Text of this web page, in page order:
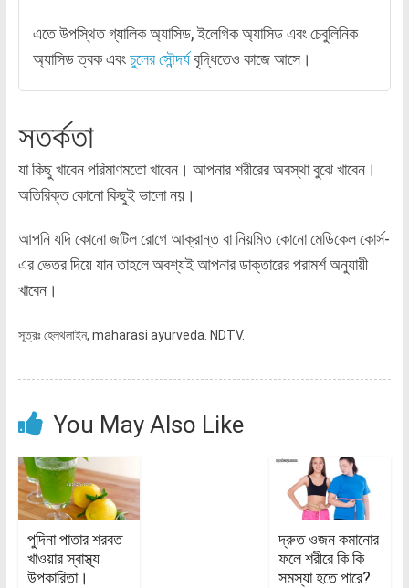
এতে উপস্থিত গ্যালিক অ্যাসিড, ইলেগিক অ্যাসিড এবং চেবুলিনিক
অ্যাসিড ত্বক এবংচুলের সৌন্দর্যবৃদ্ধিতেও কাজে আসে।
সতর্কতা
যা কিছু খাবেন পরিমাণমতো খাবেন। আপনার শরীরের অবস্থা বুঝে খাবেন।
অতিরিক্ত কোনো কিছুই ভালো নয়।
আপনি যদি কোনো জটিল রোগে আক্রান্ত বা নিয়মিত কোনো মেডিকেল কোর্স-
এর ভেতর দিয়ে যান তাহলে অবশ্যই আপনার ডাক্তারের পরামর্শ অনুযায়ী
খাবেন।
সূত্রঃ হেলথলাইন, maharasi ayurveda. NDTV.
You May Also Like
পুদিনা পাতার শরবত
খাওয়ার স্বাস্থ্য
উপকারিতা।
দ্রুত ওজন কমানোর
ফলে শরীরে কি কি
সমস্যা হতে পারে?